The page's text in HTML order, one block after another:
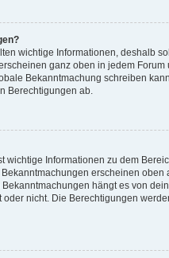
wichtige Informationen, deshalb
ganz oben in jedem
Bekanntmachung schreiben
Berechtigungen ab.
wichtige Informationen zu dem
erscheinen oben
hängt es von
nicht. Die Berechtigungen